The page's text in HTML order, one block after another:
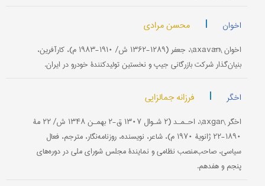
اخوان | محسن مرادی
اخوان \axavān\، جعفر (۱۲۸۹-۱۳۶۲ ش/ ۱۹۱۰-۱۹۸۳ م)، کارآفرین،
بنیان‌‌گذار شرکت بازرگانی جیپ و نخستین تولیدکنندۀ خودرو در ایران.
اخگر | فرزانه جمالزایی
اخگر \axgar\، احـمـد (۲ شـوال ۱۳۰۷ ق-۲ بهمـن ۱۳۴۸ ش/ ۲۲ مۀ
۱۸۹۰-۲۲ ژانویۀ ۱۹۷۰ م)، شاعر، نویسنده، روزنامه‌نگار، مترجم، فعال
سیاسی، صاحب‌منصب نظامی و نمایندۀ مجلس شورای ملی در دوره‌های
پنجم و هفدهم.